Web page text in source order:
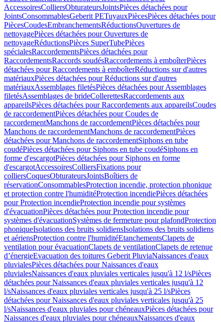
AccessoiresColliersObturateursJointsPièces détachées pour
JointsConsommablesGeberit PETuyauxPiècesPièces détachées pour
PiècesCoudesEmbranchementsRéductionsOuvertures de
nettoyagePièces détachées pour Ouvertures de
nettoyageRéductionsPièces SuperTubePièces
spécialesRaccordementsPièces détachées pour
RaccordementsRaccords soudésRaccordements à emboîterPièces
détachées pour Raccordements à emboîterRéductions sur d'autres
matériauxPièces détachées pour Réductions sur d'autres
matériauxAssemblages filetésPièces détachées pour Assemblages
filetésAssemblages de brideCollerettesRaccordements aux
appareilsPièces détachées pour Raccordements aux appareilsCoudes
de raccordementPièces détachées pour Coudes de
raccordementManchons de raccordementPièces détachées pour
Manchons de raccordementManchons de raccordementPièces
détachées pour Manchons de raccordementSiphons en tube
coudéPièces détachées pour Siphons en tube coudéSiphons en
forme d'escargotPièces détachées pour Siphons en forme
d'escargotAccessoiresColliersFixations pour
colliersCoquesObturateursJointsBoîtiers de
réservationConsommablesProtection incendie, protection phonique
et protection contre l'humiditéProtection incendiePièces détachées
pour Protection incendieProtection incendie pour systèmes
d'évacuationPièces détachées pour Protection incendie pour
systèmes d'évacuationSystèmes de fermeture pour plafondProtection
phoniqueIsolations des bruits solidiensIsolations des bruits solidiens
et aériensProtection contre l'humiditéEtanchementsClapets de
ventilation pour évacuationClapets de ventilationClapets de retenue
d’énergieEvacuation des toitures Geberit PluviaNaissances d'eaux
pluvialesPièces détachées pour Naissances d'eaux
pluvialesNaissances d'eaux pluviales verticales jusqu'à 12 l/sPièces
détachées pour Naissances d'eaux pluviales verticales jusqu'à 12
l/sNaissances d'eaux pluviales verticales jusqu'à 25 l/sPièces
détachées pour Naissances d'eaux pluviales verticales jusqu'à 25
l/sNaissances d'eaux pluviales pour chéneauxPièces détachées pour
Naissances d'eaux pluviales pour chéneauxNaissances d'eaux